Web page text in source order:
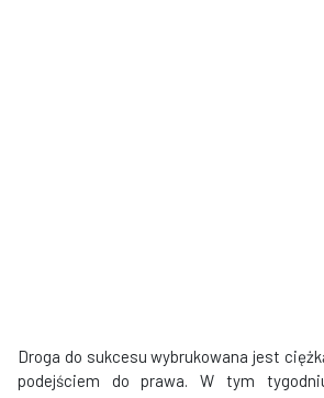
Droga do sukcesu wybrukowana jest
podejściem do prawa. W tym